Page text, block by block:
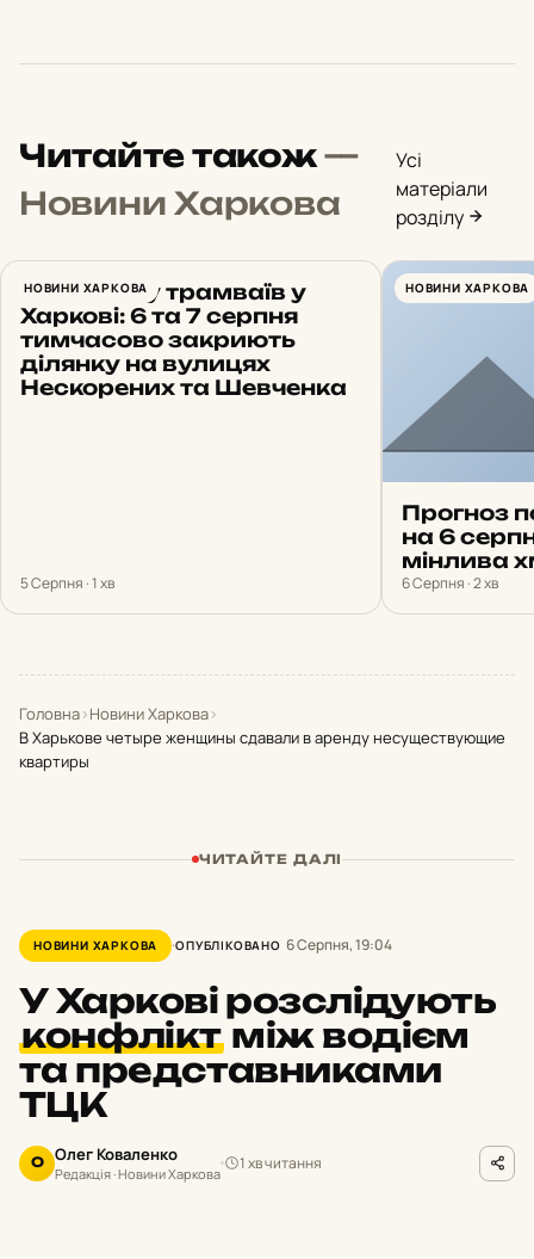
Читайте також—
Новини Харкова
Усі
матеріали
розділу
НОВИНИ ХАРКОВА
Зміна руху трамваїв у
Харкові: 6 та 7 серпня
тимчасово закриють
ділянку на вулицях
Нескорених та Шевченка
5 Серпня · 1 хв
НОВИНИ ХАРКОВА
Прогноз
на 6
мінлива
6 Серпня · 2 хв
Головна›Новини Харкова›
В Харькове четыре женщины сдавали в аренду несуществующие
квартиры
ЧИТАЙТЕ ДАЛІ
НОВИНИ ХАРКОВА ОПУБЛІКОВАНО 6 Серпня, 19:04
У Харкові розслідують
конфлікт між водієм
та представниками
ТЦК
О Олег Коваленко
Редакція · Новини Харкова
1 хв читання